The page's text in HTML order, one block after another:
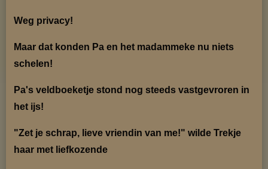
Weg privacy!
Maar dat konden Pa en het madammeke nu niets
schelen!
Pa's veldboeketje stond nog steeds vastgevroren in
het ijs!
"Zet je schrap, lieve vriendin van me!" wilde Trekje
haar met liefkozende